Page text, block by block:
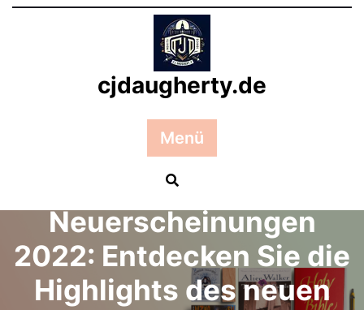
Zum
cjdaugherty.de
Menü
Posted On 28 März 2026
Spannende Literatur
Neuerscheinungen
2022: Entdecken Sie die
Highlights des neuen